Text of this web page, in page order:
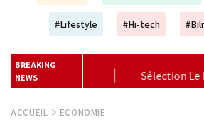
#Lifestyle #Hi-tech
BREAKING
NEWS
Matin : 4 films à ne pas manquer au
ACCUEIL ÉCONOMIE